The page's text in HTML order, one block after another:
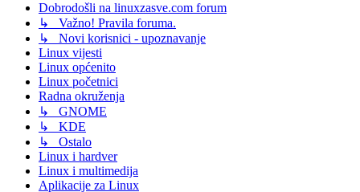
Dobrodošli na linuxzasve.com forum
↳ Važno! Pravila foruma.
↳ Novi korisnici - upoznavanje
Linux vijesti
Linux općenito
Linux početnici
Radna okruženja
↳ GNOME
↳ KDE
↳ Ostalo
Linux i hardver
Linux i multimedija
Aplikacije za Linux